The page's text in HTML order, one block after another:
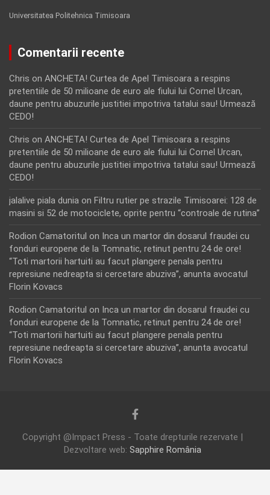
Universitatea Politehnica Timisoara
Comentarii recente
Chris on ANCHETA! Curtea de Apel Timisoara a respins
pretentiile de 50 milioane de euro ale fiului lui Cornel Urcan,
daune pentru abuzurile justitiei impotriva tatalui sau! Urmează
CEDO!
Chris on ANCHETA! Curtea de Apel Timisoara a respins
pretentiile de 50 milioane de euro ale fiului lui Cornel Urcan,
daune pentru abuzurile justitiei impotriva tatalui sau! Urmează
CEDO!
jalalive piala dunia on Filtru rutier pe strazile Timisoarei: 128 de
masini si 52 de motociclete, oprite pentru “controale de rutina”
Rodion Camatoritul on Inca un martor din dosarul fraudei cu
fonduri europene de la Tomnatic, retinut pentru 24 de ore!
“Toti martorii hartuiti au facut plangere penala pentru
represiune nedreapta si cercetare abuziva”, anunta avocatul
Florin Kovacs
Rodion Camatoritul on Inca un martor din dosarul fraudei cu
fonduri europene de la Tomnatic, retinut pentru 24 de ore!
“Toti martorii hartuiti au facut plangere penala pentru
represiune nedreapta si cercetare abuziva”, anunta avocatul
Florin Kovacs
Copyright @Impact Press - Toate drepturile rezervate |
Dezvoltare web: Sapphire România